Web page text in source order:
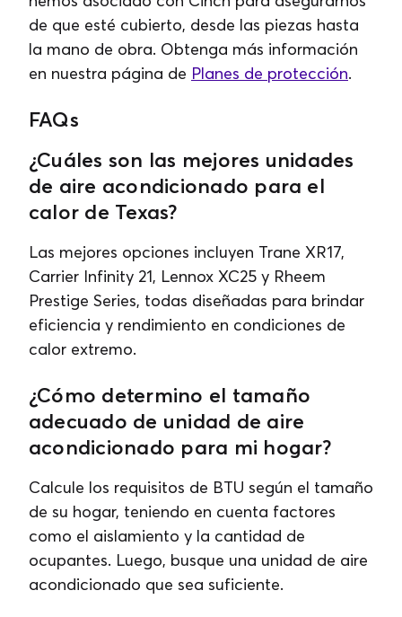
de que esté cubierto, desde las piezas hasta
la mano de obra. Obtenga más información
en nuestra página de Planes de protección.
FAQs
¿Cuáles son las mejores unidades
de aire acondicionado para el
calor de Texas?
Las mejores opciones incluyen Trane XR17,
Carrier Infinity 21, Lennox XC25 y Rheem
Prestige Series, todas diseñadas para brindar
eficiencia y rendimiento en condiciones de
calor extremo.
¿Cómo determino el tamaño
adecuado de unidad de aire
acondicionado para mi hogar?
Calcule los requisitos de BTU según el tamaño
de su hogar, teniendo en cuenta factores
como el aislamiento y la cantidad de
ocupantes. Luego, busque una unidad de aire
acondicionado que sea suficiente.